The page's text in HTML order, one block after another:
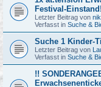
Festival-Einstand!
Letzter Beitrag von
Verfasst in Suche &
Suche 1 Kinder-
Letzter Beitrag von
Verfasst in Suche &
!!